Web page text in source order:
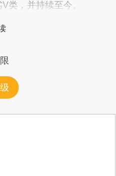
类，并持续至今。